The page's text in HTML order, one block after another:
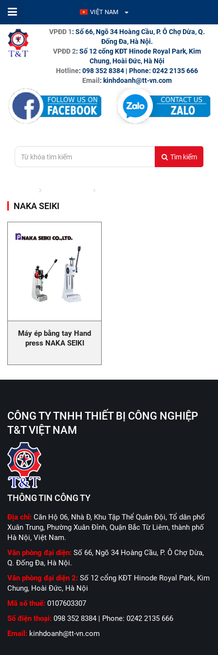
VIỆT NAM
VPĐD 1: Số 66, Ngõ 34 Hoàng Cầu, P. Ô Chợ Dừa, Q.
Đống Đa, Hà Nội.
VPĐD 2: Số 12 cổng KĐT Hinode Royal Park, Kim
Chung, Hoài Đức, Hà Nội
Hotline: 098 352 8384 | Phone: 0242 2135 666
Email : kinhdoanh@tt-vn.com
Tìm kiếm
NAKA SEIKI
Máy ép bằng tay Hand
press NAKA SEIKI
CÔNG TY TNHH THIẾT BỊ CÔNG NGHIỆP
T&T VIỆT NAM
THÔNG TIN CÔNG TY
Địa chỉ: Căn Hộ 06, Nhà Đ, Khu Tập Thể Quân Đội, Tổ dân phố
Xuân Trung, Phường Xuân Đỉnh, Quận Bắc Từ Liêm, thành phố
Hà Nội, Việt Nam.
Văn phòng đại diện: Số 66, Ngõ 34 Hoàng Cầu, P. Ô Chợ Dừa,
Q. Đống Đa, Hà Nội.
Văn phòng đại diện 2: Số 12 cổng KĐT Hinode Royal Park, Kim
Chung, Hoài Đức, Hà Nội
Mã số thuế: 0107603307
Số điện thoại: 098 352 8384 | Phone: 0242 2135 666
Email: kinhdoanh@tt-vn.com